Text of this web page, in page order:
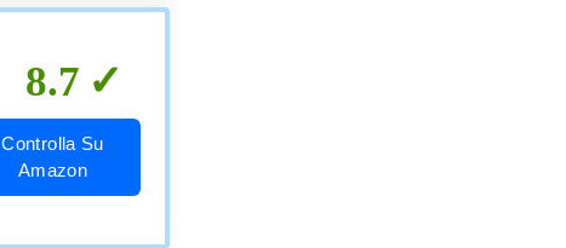
8.7
Controlla Su
Amazon